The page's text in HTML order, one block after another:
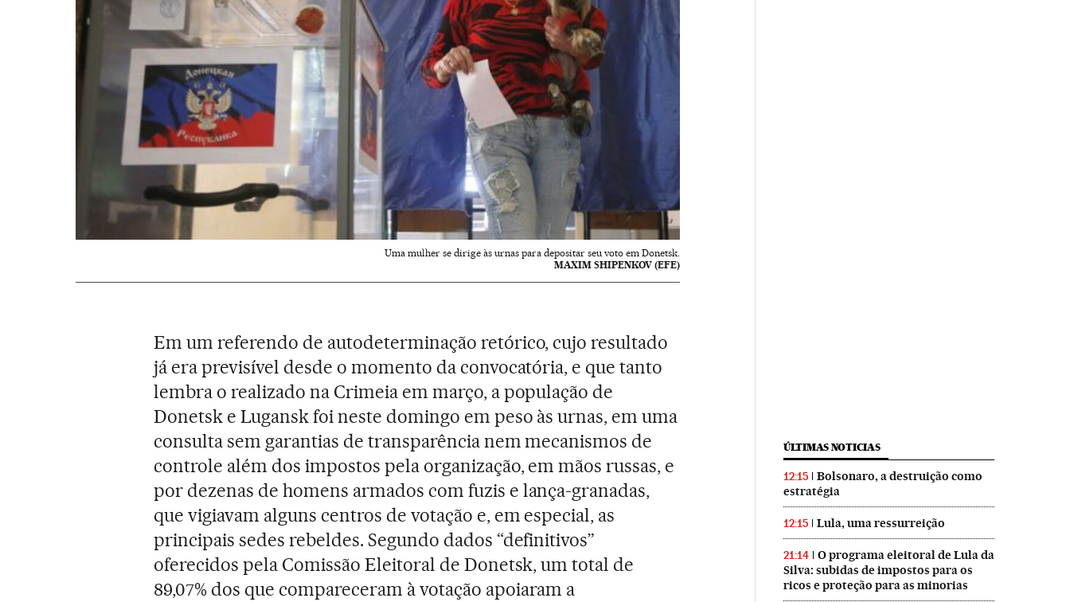
Uma mulher se dirige às urnas para depositar seu voto em Donetsk.
MAXIM SHIPENKOV (EFE)
Em um referendo de autodeterminação retórico, cujo resultado
já era previsível desde o momento da convocatória, e que tanto
lembra o realizado na Crimeia em março, a população de
Donetsk e Lugansk foi neste domingo em peso às urnas, em uma
consulta sem garantias de transparência nem mecanismos de
controle além dos impostos pela organização, em mãos russas, e
por dezenas de homens armados com fuzis e lança-granadas,
que vigiavam alguns centros de votação e, em especial, as
principais sedes rebeldes. Segundo dados “definitivos”
oferecidos pela Comissão Eleitoral de Donetsk, um total de
89,07% dos que compareceram à votação apoiaram a
ÚLTIMAS NOTICIAS
12:15
Bolsonaro, a destruição como
estratégia
12:15 Lula, uma ressurreição
21:14
O programa eleitoral de Lula da
Silva: subidas de impostos para os
ricos e proteção para as minorias